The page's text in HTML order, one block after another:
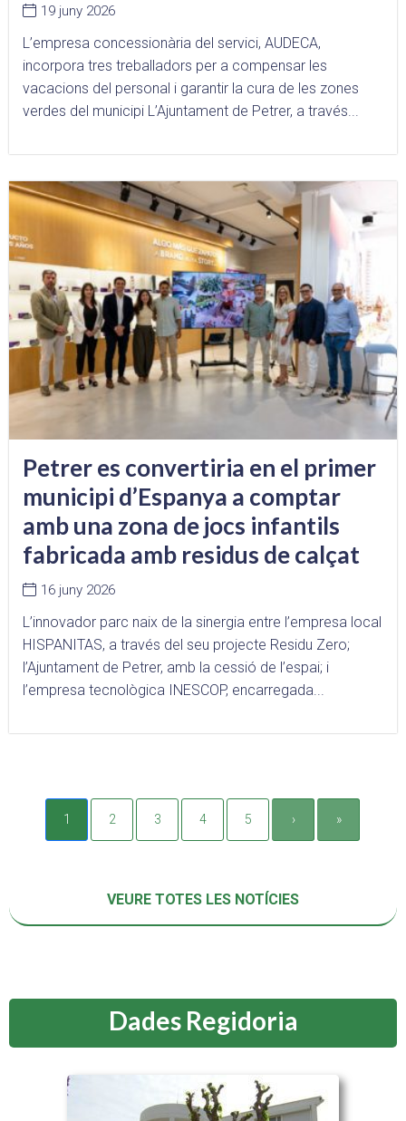
19 juny 2026
L’empresa concessionària del servici, AUDECA,
incorpora tres treballadors per a compensar les
vacacions del personal i garantir la cura de les zones
verdes del municipi L’Ajuntament de Petrer, a través...
Petrer es convertiria en el primer
municipi d’Espanya a comptar
amb una zona de jocs infantils
fabricada amb residus de calçat
16 juny 2026
L’innovador parc naix de la sinergia entre l’empresa local
HISPANITAS, a través del seu projecte Residu Zero;
l’Ajuntament de Petrer, amb la cessió de l’espai; i
l’empresa tecnològica INESCOP, encarregada...
1 2 3 4 5 › »
VEURE TOTES LES NOTÍCIES
Dades Regidoria